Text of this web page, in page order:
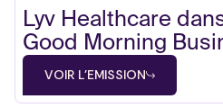
Lyv Healthcare
Good Morning
VOIR L'EMISSION